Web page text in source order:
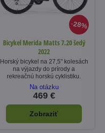
28%
Bicykel Merida Matts 7.20 šedý
2022
Horský bicykel na 27,5" kolesách
na výjazdy do prírody a
rekreačnú horskú cyklistiku.
Na otázku
469 €
Zobraziť